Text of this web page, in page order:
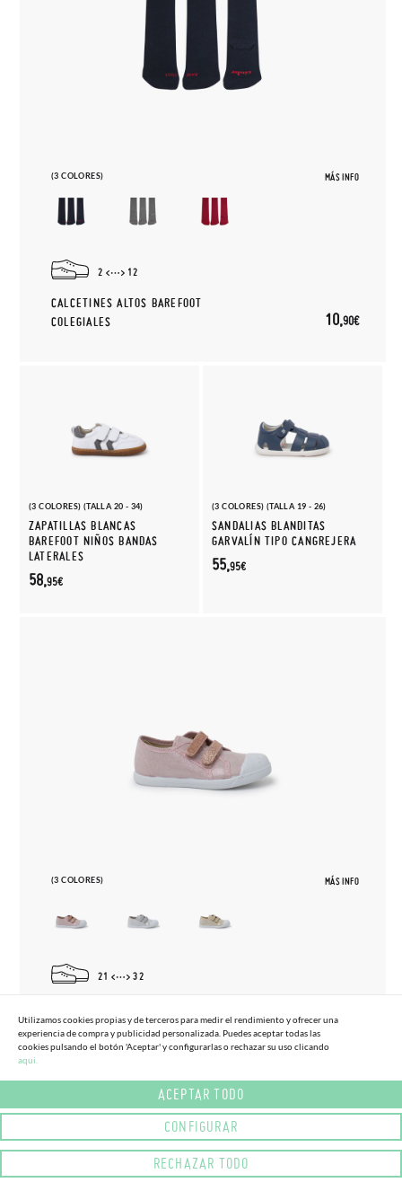
(3 COLORES) MÁS INFO
2 12
CALCETINES ALTOS BAREFOOT
COLEGIALES
10,90€
(3 COLORES) (TALLA 20 - 34)
ZAPATILLAS BLANCAS
BAREFOOT NIÑOS BANDAS
LATERALES
58,95€
(3 COLORES) (TALLA 19 - 26)
SANDALIAS BLANDITAS
GARVALÍN TIPO CANGREJERA
55,95€
(3 COLORES) MÁS INFO
21 32
ADHERENTE BRILLOS
31,
Utilizamos cookies propias y de terceros para medir el rendimiento y ofrecer una
experiencia de compra y publicidad personalizada. Puedes aceptar todas las
cookies pulsando el botón 'Aceptar' y configurarlas o rechazar su uso clicando
aqui.
ACEPTAR TODO
CONFIGURAR
RECHAZAR TODO